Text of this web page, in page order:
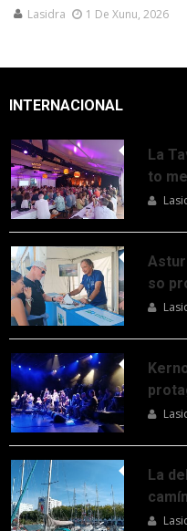
Lasidra 1 De Xunu, 2026
INTERNACIONAL
La
to
so
La